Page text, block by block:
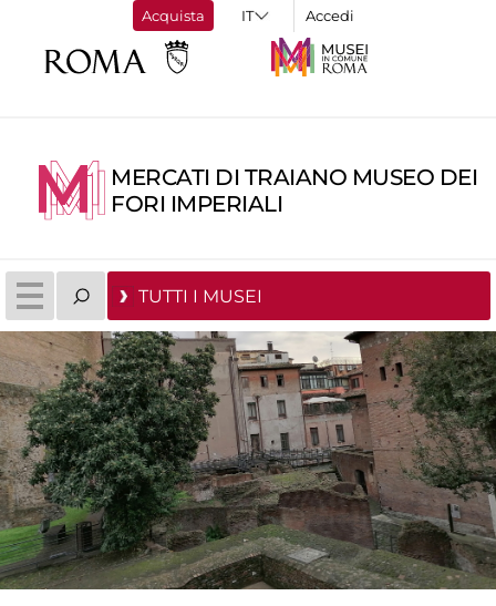
Acquista Accedi
MERCATI DI TRAIANO MUSEO DEI
FORI IMPERIALI
TUTTI I MUSEI